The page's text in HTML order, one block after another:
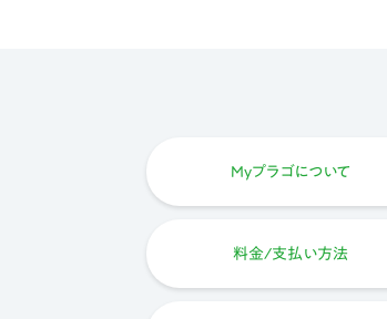
Myプラゴについて
料金/支払い方法